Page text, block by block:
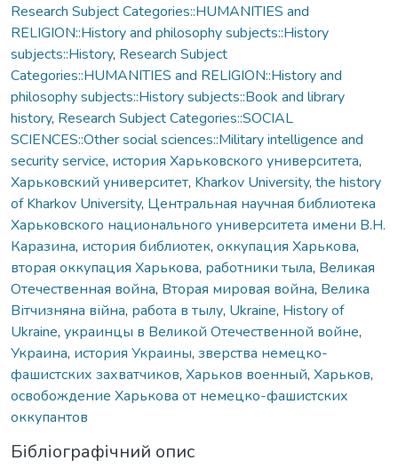
Research Subject Categories::HUMANITIES and
RELIGION::History and philosophy subjects::History
subjects::History, Research Subject
Categories::HUMANITIES and RELIGION::History and
philosophy subjects::History subjects::Book and library
history, Research Subject Categories::SOCIAL
SCIENCES::Other social sciences::Military intelligence and
security service, история Харьковского университета,
Харьковский университет, Kharkov University, the history
of Kharkov University, Центральная научная библиотека
Харьковского национального университета имени В.Н.
Каразина, история библиотек, оккупация Харькова,
вторая оккупация Харькова, работники тыла, Великая
Отечественная война, Вторая мировая война, Велика
Вітчизняна війна, работа в тылу, Ukraine, History of
Ukraine, украинцы в Великой Отечественной войне,
Украина, история Украины, зверства немецко-
фашистских захватчиков, Харьков военный, Харьков,
освобождение Харькова от немецко-фашистских
оккупантов
Бібліографічний опис